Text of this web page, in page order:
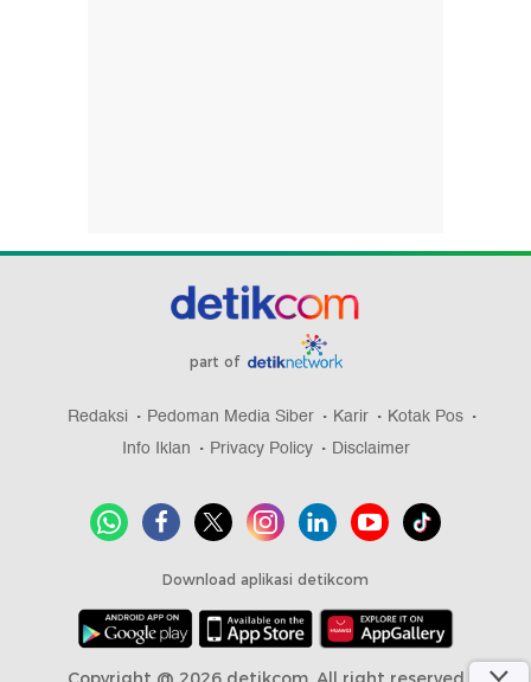
part of
Redaksi Pedoman Media Siber Karir
Kotak Pos
Info Iklan
Privacy Policy Disclaimer
Download aplikasi detikcom